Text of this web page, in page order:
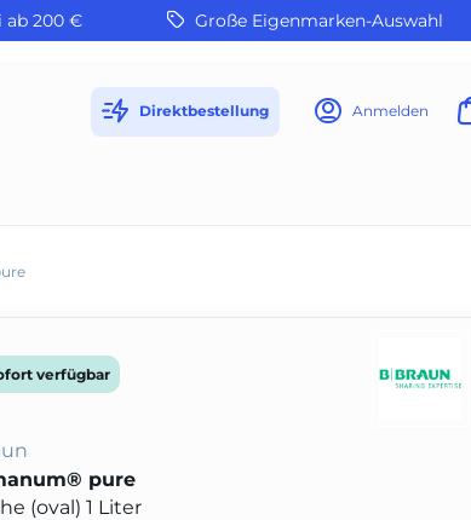
ab 200 € Große Eigenmarken-Auswahl
Direktbestellung Anmelden
verfügbar
pure
(oval) 1 Liter